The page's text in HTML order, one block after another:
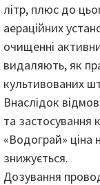
літр, плюс до
аераційних
очищенні
видаляють, як
культивованих
Внаслідок
та застосування
«Водограй» ціна
знижується.
Дозування